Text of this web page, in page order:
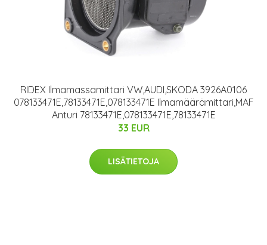
RIDEX Ilmamassamittari VW,AUDI,SKODA 3926A0106
078133471E,78133471E,078133471E Ilmamäärämittari,MAF
Anturi 78133471E,078133471E,78133471E
33 EUR
LISÄTIETOJA